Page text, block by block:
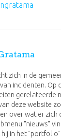
zich in de
incidenten. Op
gerelateerde
deze website
over wat er zich
"nieuws"
in het